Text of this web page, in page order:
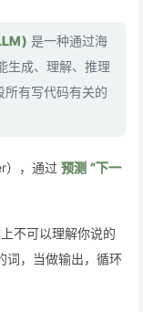
是一种通过海
生成、理解、推理
所有写代码有关的
），通过 预测 “下一
不可以理解你说的
词，当做输出，循环